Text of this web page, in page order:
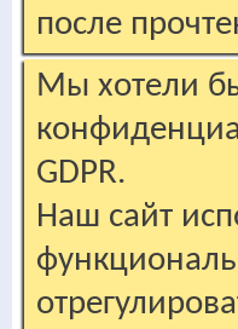
после
Мы хотели
GDPR.
Наш сайт